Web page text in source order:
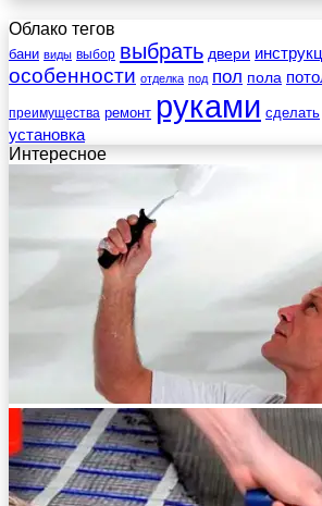
Облако тегов
бани виды выбор выбрать двери
особенности отделка под пол пола
преимущества ремонт руками сделать
установка
Интересное